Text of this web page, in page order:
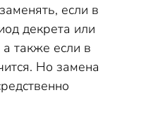
если в
декрета или
а также если в
Но замена